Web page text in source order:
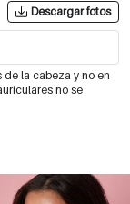
Descargar fotos
la cabeza y no en
no se